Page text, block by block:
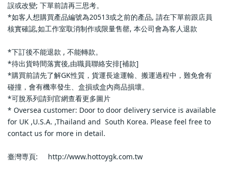
誤或改變; 下單前請再三思考。
*如客人想購買產品編號為20513或之前的產品, 請在下單前跟店員
核實確認,如工作室取消制作或限量售罄, 本公司會為客人退款
*下訂後不能退款 , 不能轉款。
*待出貨時間落實後,由職員聯絡安排[補款]
*購買前請先了解GK性質，貨運長途運輸、搬運過程中，難免會有
碰撞，會有機率發生、盒損或盒內商品損壞。
*可脫系列請到官網查看更多圖片
* Oversea customer: Door to door delivery service is available
for UK ,U.S.A. ,Thailand and  South Korea. Please feel free to
contact us for more in detail.
臺灣専頁:     http://www.hottoygk.com.tw